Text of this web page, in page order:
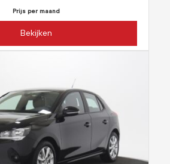
Prijs per maand
Bekijken